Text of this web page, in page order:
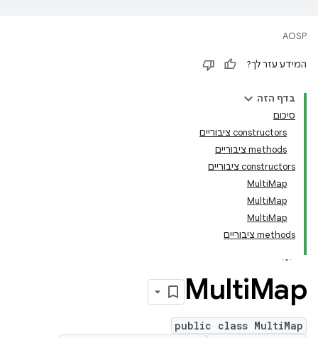
AOSP
המידע עזר לך?
בדף הזה
סיכום
‫constructors ציבוריים
‫methods ציבוריים
‫constructors ציבוריים
MultiMap
MultiMap
MultiMap
‫methods ציבוריים
MultiMap
public class MultiMap